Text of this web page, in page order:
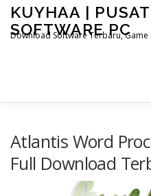
Skip
content
KUYHAA |
SOFTWARE PC
Download Software Terbaru,
OTHER PAGES
Atlantis Word
Full Download